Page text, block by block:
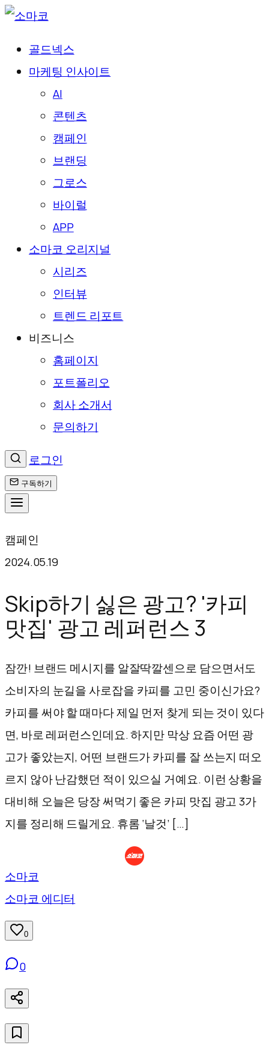
골드넥스
마케팅 인사이트
AI
콘텐츠
캠페인
브랜딩
그로스
바이럴
APP
소마코 오리지널
시리즈
인터뷰
트렌드 리포트
비즈니스
홈페이지
포트폴리오
회사 소개서
문의하기
로그인
구독하기
텐
츠
로
바
로
가
캠페인
2024.05.19
Skip하기 싫은 광고? '카피
맛집' 광고 레퍼런스 3
잠깐! 브랜드 메시지를 알잘딱깔센으로 담으면서도
소비자의 눈길을 사로잡을 카피를 고민 중이신가요?
카피를 써야 할 때마다 제일 먼저 찾게 되는 것이 있다
면, 바로 레퍼런스인데요. 하지만 막상 요즘 어떤 광
고가 좋았는지, 어떤 브랜드가 카피를 잘 쓰는지 떠오
르지 않아 난감했던 적이 있으실 거예요. 이런 상황을
대비해 오늘은 당장 써먹기 좋은 카피 맛집 광고 3가
지를 정리해 드릴게요. 휴롬 ‘날것’ […]
소마코
소마코 에디터
0
0